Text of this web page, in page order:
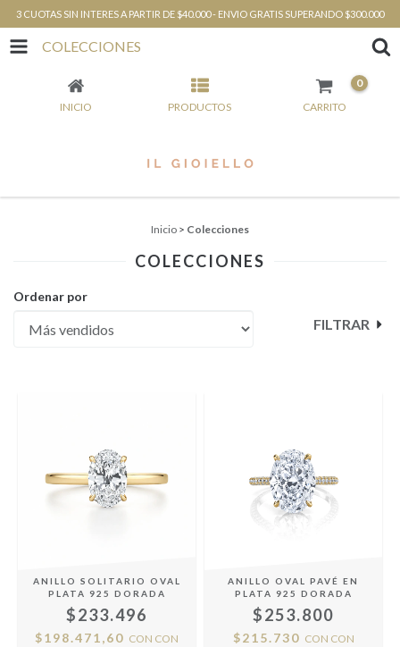
3 CUOTAS SIN INTERES A PARTIR DE $40.000 - ENVIO GRATIS SUPERANDO $300.000
COLECCIONES
INICIO PRODUCTOS CARRITO
0
Inicio > Colecciones
COLECCIONES
Ordenar por
FILTRAR
ANILLO SOLITARIO OVAL
PLATA 925 DORADA
$233.496
$198.471,60 CON CON
ANILLO OVAL PAVÉ EN
PLATA 925 DORADA
$253.800
$215.730 CON CON